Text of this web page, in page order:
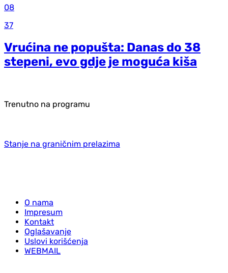
08
37
Vrućina ne popušta: Danas do 38
stepeni, evo gdje je moguća kiša
Trenutno na programu
Stanje na graničnim prelazima
O nama
Impresum
Kontakt
Oglašavanje
Uslovi korišćenja
WEBMAIL